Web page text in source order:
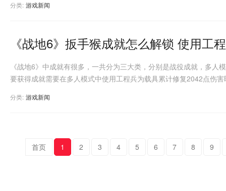
分类: 游戏新闻
《战地6》中成就有很多，一共分为三大类，分别是战役成就，多
要获得成就需要在多人模式中使用工程兵为载具累计修复2042点伤
分类: 游戏新闻
首页 1 2 3 4 5 6 7 8 9